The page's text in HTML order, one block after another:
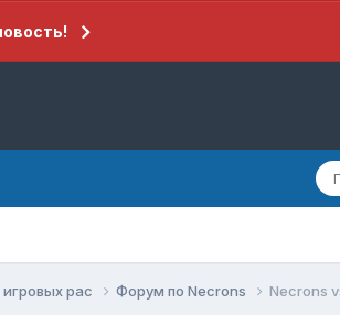
рас Форум по Necrons Necrons